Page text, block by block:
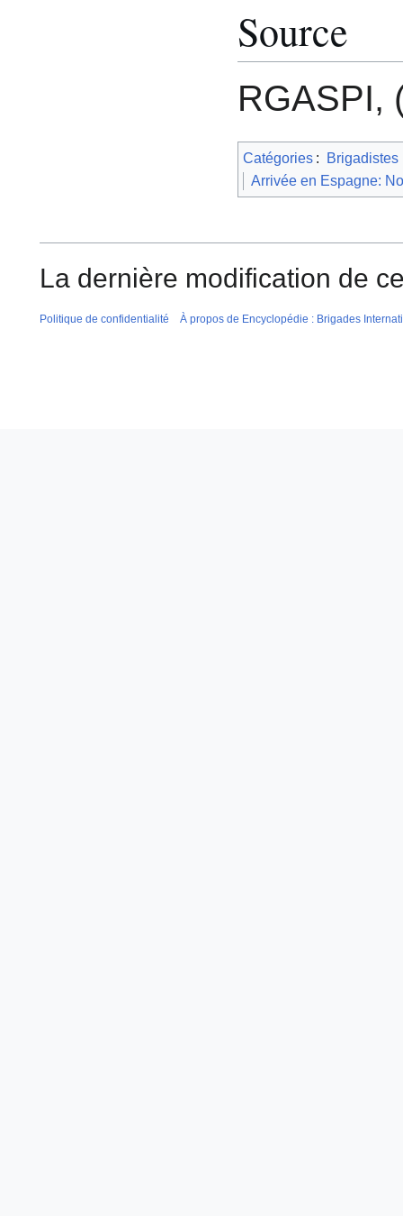
Source
RGASPI,
Catégories :
Brigadistes
Arrivée en Espagne:
La dernière modification de
Politique de confidentialité À propos de Encyclopédie : Brigades